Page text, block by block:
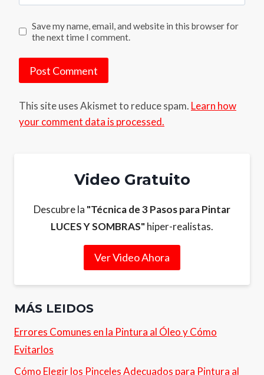
Save my name, email, and website in this browser for
the next time I comment.
This site uses Akismet to reduce spam. Learn how
your comment data is processed.
Video Gratuito
Descubre la "Técnica de 3 Pasos para Pintar
LUCES Y SOMBRAS"hiper-realistas.
Ver Video Ahora
MÁS LEIDOS
Errores Comunes en la Pintura al Óleo y Cómo
Evitarlos
Cómo Elegir los Pinceles Adecuados para Pintura al